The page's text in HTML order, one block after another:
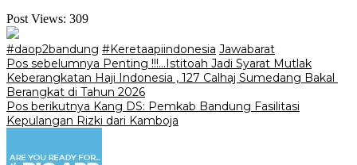
Post Views: 309
#daop2bandung #Keretaapiindonesia Jawabarat
Navigasi
pos
Pos sebelumnya ‎Penting !!!…Istitoah Jadi Syarat Mutlak
Keberangkatan Haji Indonesia , 127 Calhaj Sumedang Bakal
Berangkat di Tahun 2026
Pos berikutnya Kang DS: Pemkab Bandung Fasilitasi
Kepulangan Rizki dari Kamboja